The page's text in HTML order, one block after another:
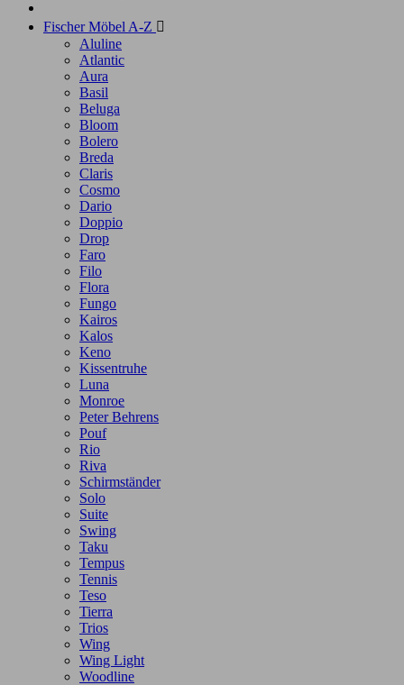
Fischer Möbel A-Z 
Aluline
Atlantic
Aura
Basil
Beluga
Bloom
Bolero
Breda
Claris
Cosmo
Dario
Doppio
Drop
Faro
Filo
Flora
Fungo
Kairos
Kalos
Keno
Kissentruhe
Luna
Monroe
Peter Behrens
Pouf
Rio
Riva
Schirmständer
Solo
Suite
Swing
Taku
Tempus
Tennis
Teso
Tierra
Trios
Wing
Wing Light
Woodline